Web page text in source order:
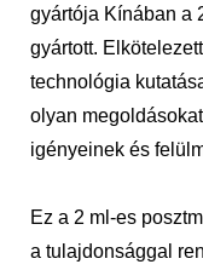
gyártója Kínában a
gyártott.
technológia
olyan
igényeinek és
Ez a 2 ml-es
a tulajdonsággal